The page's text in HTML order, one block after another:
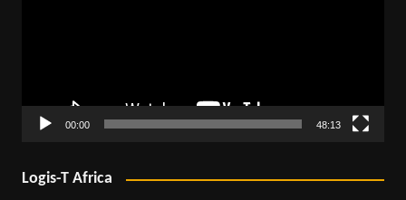
00:00 48:13
Logis-T Africa